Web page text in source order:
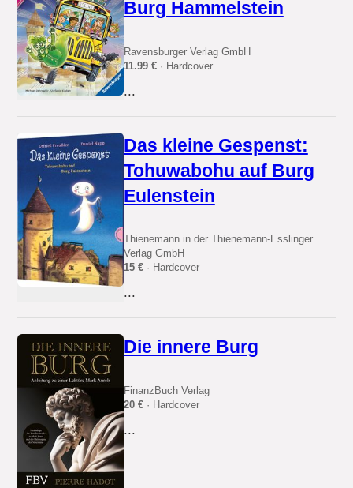
Burg Hammelstein
Ravensburger Verlag GmbH
11.99 €· Hardcover
...
Das kleine Gespenst:
Tohuwabohu auf Burg
Eulenstein
Thienemann in der Thienemann-Esslinger
Verlag GmbH
15 €· Hardcover
...
Die innere Burg
FinanzBuch Verlag
20 €· Hardcover
...